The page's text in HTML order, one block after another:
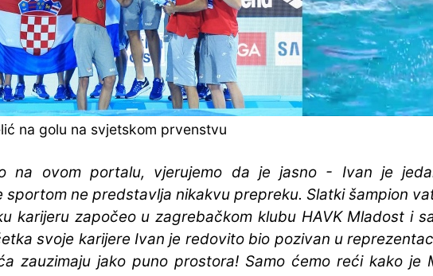
na golu na svjetskom prvenstvu
na ovom portalu, vjerujemo da je jasno - Ivan je
sportom ne predstavlja nikakvu prepreku. Slatki šampion
karijeru započeo u zagrebačkom klubu HAVK Mladost i
svoje karijere Ivan je redovito bio pozivan u
zauzimaju jako puno prostora! Samo ćemo reći kako je